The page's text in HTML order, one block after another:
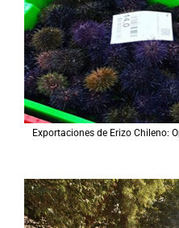
Exportaciones de Erizo Chileno: